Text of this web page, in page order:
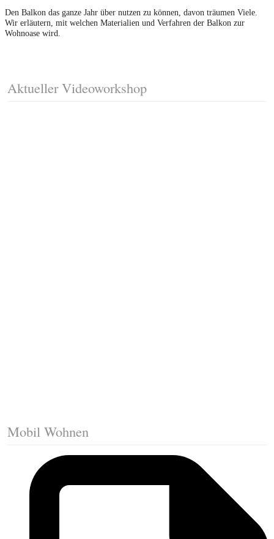
Den Balkon das ganze Jahr über nutzen zu können, davon träumen Viele.
Wir erläutern, mit welchen Materialien und Verfahren der Balkon zur
Wohnoase wird.
Aktueller Videoworkshop
Mobil Wohnen